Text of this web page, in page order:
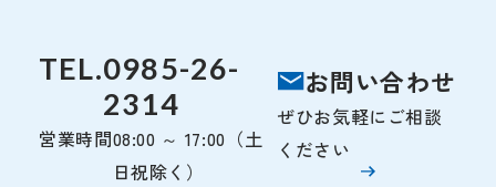
TEL.0985-26-
2314
営業時間08:00 ～ 17:00（土
日祝除く）
お問い合わせ
ぜひお気軽にご相談
ください